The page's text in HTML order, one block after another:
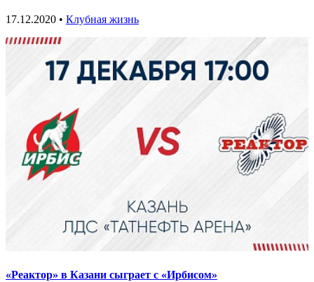
17.12.2020 • Клубная жизнь
«Реактор» в Казани сыграет с «Ирбисом»